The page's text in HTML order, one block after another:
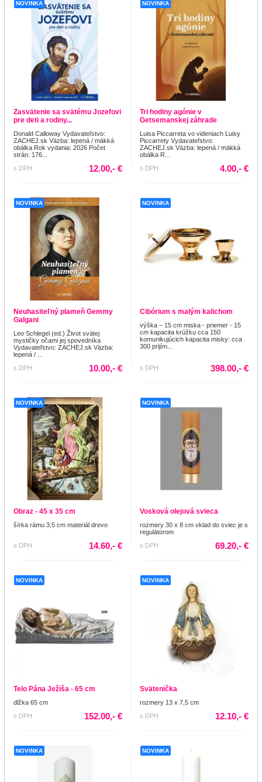
NOVINKA
Zasvätenie sa svätému Jozefovi
pre deti a rodiny...
Donald Calloway Vydavateľstvo:
ZACHEJ.sk Väzba: lepená / mäkká
obálka Rok vydania: 2026 Počet
strán: 176...
s DPH
12.00,- €
NOVINKA
Tri hodiny agónie v
Getsemanskej záhrade
Luisa Piccarreta vo videniach Luisy
Piccarrety Vydavateľstvo:
ZACHEJ.sk Väzba: lepená / mäkká
obálka R...
s DPH
4.00,- €
NOVINKA
Neuhasiteľný plameň Gemmy
Galgani
Leo Schlegel (ed.) Život svätej
mystičky očami jej spovedníka
Vydavateľstvo: ZACHEJ.sk Väzba:
lepená / ...
s DPH
10.00,- €
NOVINKA
Cibórium s malým kalichom
výška – 15 cm miska - priemer - 15
cm kapacita krúžku cca 150
komunikujúcich kapacita misky: cca
300 prijím...
s DPH 398.00,- €
NOVINKA
Obraz - 45 x 35 cm
šírka rámu 3,5 cm materiál drevo
s DPH 14.60,- €
NOVINKA
Vosková olejová svieca
rozmery 30 x 8 cm vklad do sviec je s
regulátorom
s DPH
69.20,- €
NOVINKA
Telo Pána Ježiša - 65 cm
dlžka 65 cm
s DPH
152.00,- €
NOVINKA
Svätenička
rozmery 13 x 7,5 cm
s DPH
12.10,- €
NOVINKA NOVINKA